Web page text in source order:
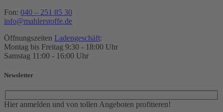
Fon: 040 – 251 85 30
info@mahlerstoffe.de
Öffnungszeiten Ladengeschäft:
Montag bis Freitag 9:30 - 18:00 Uhr
Samstag 11:00 - 16:00 Uhr
Newsletter
Hier anmelden und von tollen Angeboten profitieren!